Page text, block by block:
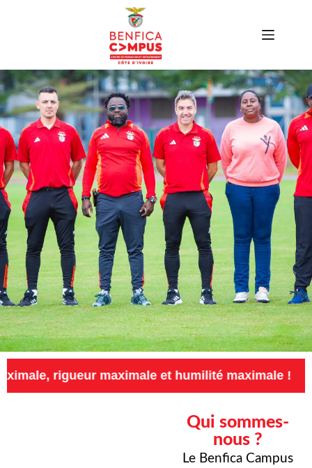
maximale et humilité maximale !
Qui sommes-
nous ?
Le Benfica Campus